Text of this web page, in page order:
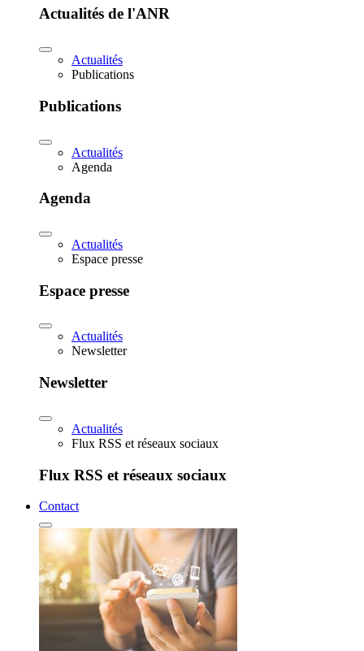
Actualités de l'ANR
Actualités
Publications
Publications
Actualités
Agenda
Agenda
Actualités
Espace presse
Espace presse
Actualités
Newsletter
Newsletter
Actualités
Flux RSS et réseaux sociaux
Flux RSS et réseaux sociaux
Contact